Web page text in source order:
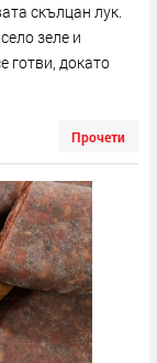
скълцан лук.
зеле и
готви, докато
Прочети